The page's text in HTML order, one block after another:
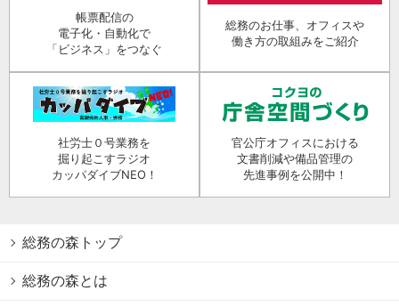
帳票配信の
電子化・自動化で
「ビジネス」をつなぐ
総務のお仕事、オフィスや
働き方の取組みをご紹介
社労士０号業務を
掘り起こすラジオ
カッパダイブNEO！
官公庁オフィスにおける
文書削減や備品管理の
先進事例を公開中！
総務の森トップ
総務の森とは